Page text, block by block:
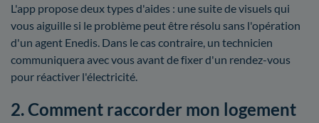
L'app propose deux types d'aides : une suite de visuels qui
vous aiguille si le problème peut être résolu sans l'opération
d'un agent Enedis. Dans le cas contraire, un technicien
communiquera avec vous avant de fixer d'un rendez-vous
pour réactiver l'électricité.
2. Comment raccorder mon logement